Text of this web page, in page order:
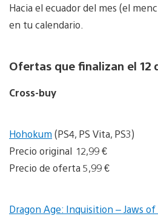
Hacia el ecuador del mes (el
en tu calendario.
Ofertas que finalizan el 12
Cross-buy
Hohokum (PS4, PS Vita, PS3)
Precio original 12,99 €
Precio de oferta 5,99 €
Dragon Age: Inquisition – Jaws